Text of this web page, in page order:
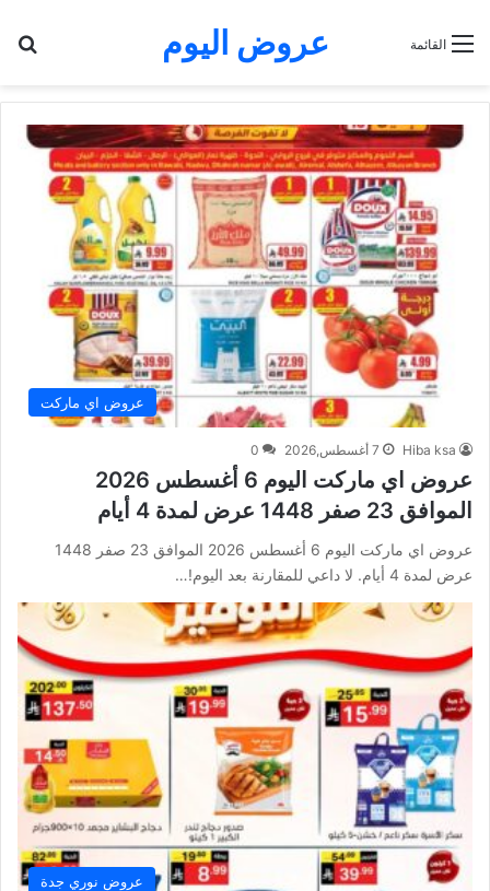
عروض اليوم القائمة
عروض اي ماركت
Hiba ksa 7 أغسطس,2026 0
عروض اي ماركت اليوم 6 أغسطس 2026
الموافق 23 صفر 1448 عرض لمدة 4 أيام
عروض اي ماركت اليوم 6 أغسطس 2026 الموافق 23 صفر 1448
عرض لمدة 4 أيام. لا داعي للمقارنة بعد اليوم!…
عروض نوري جدة